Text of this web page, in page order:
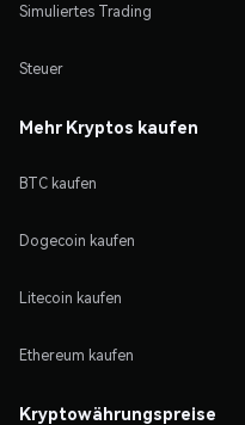
Simuliertes Trading
Steuer
Mehr Kryptos kaufen
BTC kaufen
Dogecoin kaufen
Litecoin kaufen
Ethereum kaufen
Kryptowährungspreise